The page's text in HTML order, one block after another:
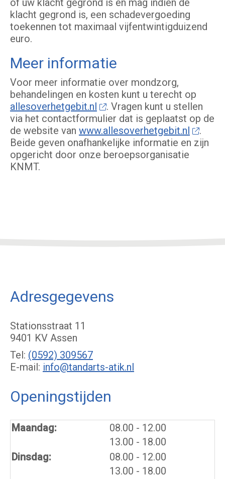
of uw klacht gegrond is en mag indien de
klacht gegrond is, een schadevergoeding
toekennen tot maximaal vijfentwintigduizend
euro.
Meer informatie
Voor meer informatie over mondzorg,
behandelingen en kosten kunt u terecht op
allesoverhetgebit.nl
. Vragen kunt u stellen
via het contactformulier dat is geplaatst op de
de website van www.allesoverhetgebit.nl
.
Beide geven onafhankelijke informatie en zijn
opgericht door onze beroepsorganisatie
KNMT.
Adresgegevens
Stationsstraat 11
9401 KV Assen
Tel: (0592) 309567
E-mail: info@tandarts-atik.nl
Openingstijden
Maandag: 08.00 tot
- 12.00
13.00 tot
- 18.00
Dinsdag:
08.00 tot
- 12.00
13.00 tot
- 18.00